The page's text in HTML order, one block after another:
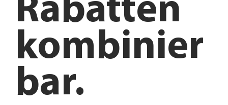
Rabatten
kombinier
bar.